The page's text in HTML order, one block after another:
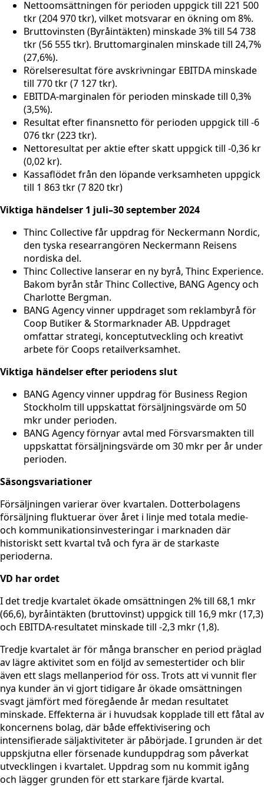
Nettoomsättningen för perioden uppgick till 221 500
tkr (204 970 tkr), vilket motsvarar en ökning om 8%.
Bruttovinsten (Byråintäkten) minskade 3% till 54 738
tkr (56 555 tkr). Bruttomarginalen minskade till 24,7%
(27,6%).
Rörelseresultat före avskrivningar EBITDA minskade
till 770 tkr (7 127 tkr).
EBITDA-marginalen för perioden minskade till 0,3%
(3,5%).
Resultat efter finansnetto för perioden uppgick till -6
076 tkr (223 tkr).
Nettoresultat per aktie efter skatt uppgick till -0,36 kr
(0,02 kr).
Kassaflödet från den löpande verksamheten uppgick
till 1 863 tkr (7 820 tkr)
Viktiga händelser 1 juli–30 september 2024
Thinc Collective får uppdrag för Neckermann Nordic,
den tyska researrangören Neckermann Reisens
nordiska del.
Thinc Collective lanserar en ny byrå, Thinc Experience.
Bakom byrån står Thinc Collective, BANG Agency och
Charlotte Bergman.
BANG Agency vinner uppdraget som reklambyrå för
Coop Butiker & Stormarknader AB. Uppdraget
omfattar strategi, konceptutveckling och kreativt
arbete för Coops retailverksamhet.
Viktiga händelser efter periodens slut
BANG Agency vinner uppdrag för Business Region
Stockholm till uppskattat försäljningsvärde om 50
mkr under perioden.
BANG Agency förnyar avtal med Försvarsmakten till
uppskattat försäljningsvärde om 30 mkr per år under
perioden.
Säsongsvariationer
Försäljningen varierar över kvartalen. Dotterbolagens
försäljning fluktuerar över året i linje med totala medie-
och kommunikationsinvesteringar i marknaden där
historiskt sett kvartal två och fyra är de starkaste
perioderna.
VD har ordet
I det tredje kvartalet ökade omsättningen 2% till 68,1 mkr
(66,6), byråintäkten (bruttovinst) uppgick till 16,9 mkr (17,3)
och EBITDA-resultatet minskade till -2,3 mkr (1,8).
Tredje kvartalet är för många branscher en period präglad
av lägre aktivitet som en följd av semestertider och blir
även ett slags mellanperiod för oss. Trots att vi vunnit fler
nya kunder än vi gjort tidigare år ökade omsättningen
svagt jämfört med föregående år medan resultatet
minskade. Effekterna är i huvudsak kopplade till ett fåtal av
koncernens bolag, där både effektivisering och
intensifierade säljaktiviteter är påbörjade. I grunden är det
uppskjutna eller försenade kunduppdrag som påverkat
utvecklingen i kvartalet. Uppdrag som nu kommit igång
och lägger grunden för ett starkare fjärde kvartal.